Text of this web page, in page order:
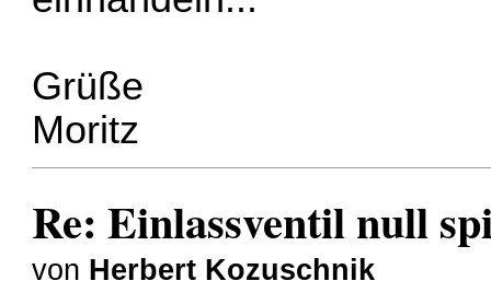
Grüße
Moritz
Re: Einlassventil null
von Herbert Kozuschnik